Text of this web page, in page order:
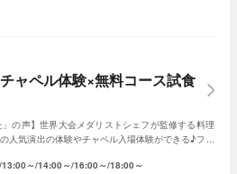
ャペル体験×無料コース試食
」の声】世界大会メダリストシェフが監修する料理
人気演出の体験やチャペル入場体験ができる♪フェ
13:00～ 14:00～ 16:00～ 18:00～